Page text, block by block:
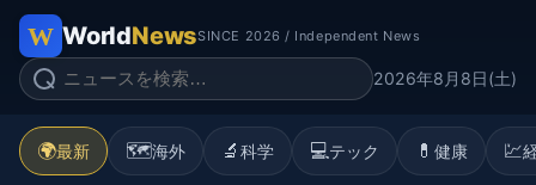
WorldNewsSINCE 2026 / Independent News
2026年8月8日(土)
🌍最新 🗺️海外 🔬 科学 💻テック 💊 健康 💹